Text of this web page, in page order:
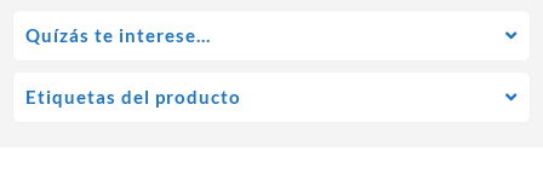
Quízás te interese…
Etiquetas del producto